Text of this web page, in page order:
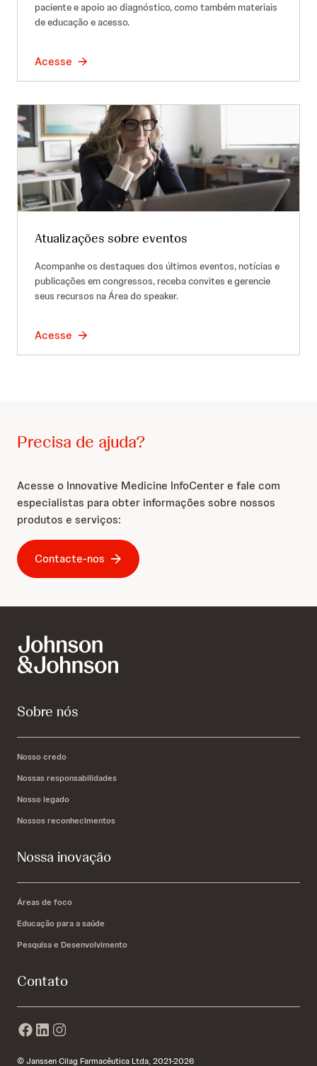
paciente e apoio ao diagnóstico, como também materiais
de educação e acesso.
Acesse
Atualizações sobre eventos
Acompanhe os destaques dos últimos eventos, notícias e
publicações em congressos, receba convites e gerencie
seus recursos na Área do speaker.
Acesse
Precisa de ajuda?
Acesse o Innovative Medicine InfoCenter e fale com
especialistas para obter informações sobre nossos
produtos e serviços:
Contacte-nos
Sobre nós
Nosso credo
Nossas responsabilidades
Nosso legado
Nossos reconhecimentos
Nossa inovação
Áreas de foco
Educação para a saúde
Pesquisa e Desenvolvimento
Contato
© Janssen Cilag Farmacêutica Ltda, 2021-2026